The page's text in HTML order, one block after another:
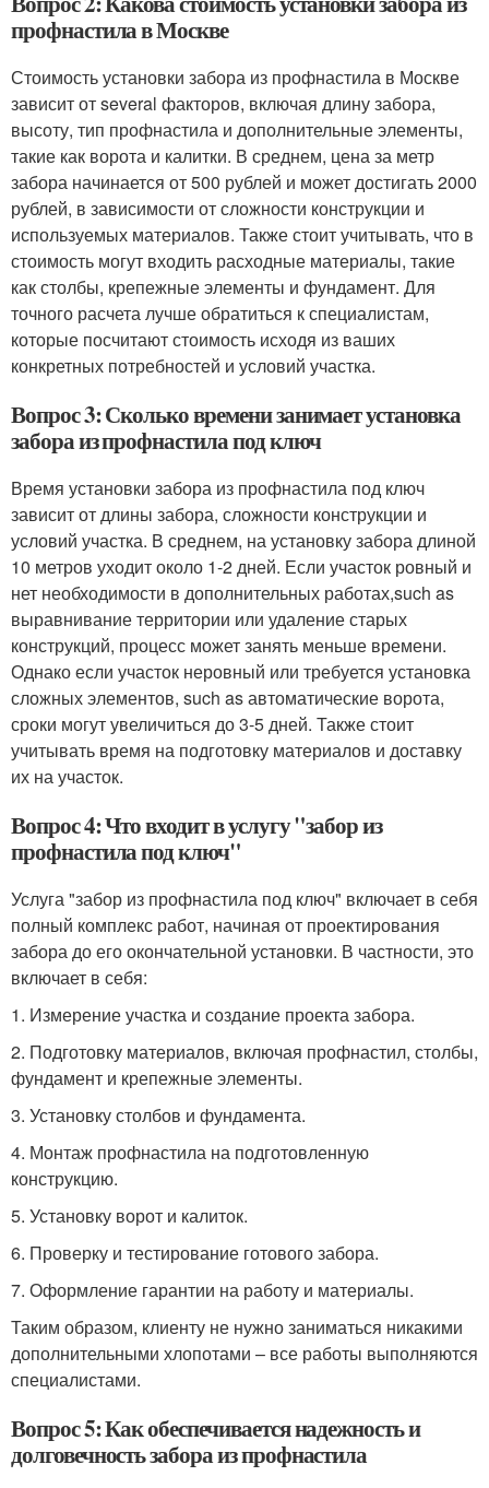
профнастила в Москве
Стоимость установки забора из профнастила в Москве
зависит от several факторов, включая длину забора,
высоту, тип профнастила и дополнительные элементы,
такие как ворота и калитки. В среднем, цена за метр
забора начинается от 500 рублей и может достигать 2000
рублей, в зависимости от сложности конструкции и
используемых материалов. Также стоит учитывать, что в
стоимость могут входить расходные материалы, такие
как столбы, крепежные элементы и фундамент. Для
точного расчета лучше обратиться к специалистам,
которые посчитают стоимость исходя из ваших
конкретных потребностей и условий участка.
Вопрос 3: Сколько времени занимает установка
забора из профнастила под ключ
Время установки забора из профнастила под ключ
зависит от длины забора, сложности конструкции и
условий участка. В среднем, на установку забора длиной
10 метров уходит около 1-2 дней. Если участок ровный и
нет необходимости в дополнительных работах,such as
выравнивание территории или удаление старых
конструкций, процесс может занять меньше времени.
Однако если участок неровный или требуется установка
сложных элементов, such as автоматические ворота,
сроки могут увеличиться до 3-5 дней. Также стоит
учитывать время на подготовку материалов и доставку
их на участок.
Вопрос 4: Что входит в услугу "забор из
профнастила под ключ"
Услуга "забор из профнастила под ключ" включает в себя
полный комплекс работ, начиная от проектирования
забора до его окончательной установки. В частности, это
включает в себя:
1. Измерение участка и создание проекта забора.
2. Подготовку материалов, включая профнастил, столбы,
фундамент и крепежные элементы.
3. Установку столбов и фундамента.
4. Монтаж профнастила на подготовленную
конструкцию.
5. Установку ворот и калиток.
6. Проверку и тестирование готового забора.
7. Оформление гарантии на работу и материалы.
Таким образом, клиенту не нужно заниматься никакими
дополнительными хлопотами – все работы выполняются
специалистами.
Вопрос 5: Как обеспечивается надежность и
долговечность забора из профнастила